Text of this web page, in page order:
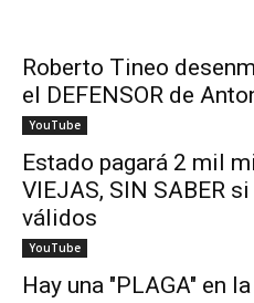
Roberto Tineo
el DEFENSOR de
YouTube
Estado pagará 2 mil
VIEJAS, SIN SABER
válidos
YouTube
Hay una "PLAGA" en